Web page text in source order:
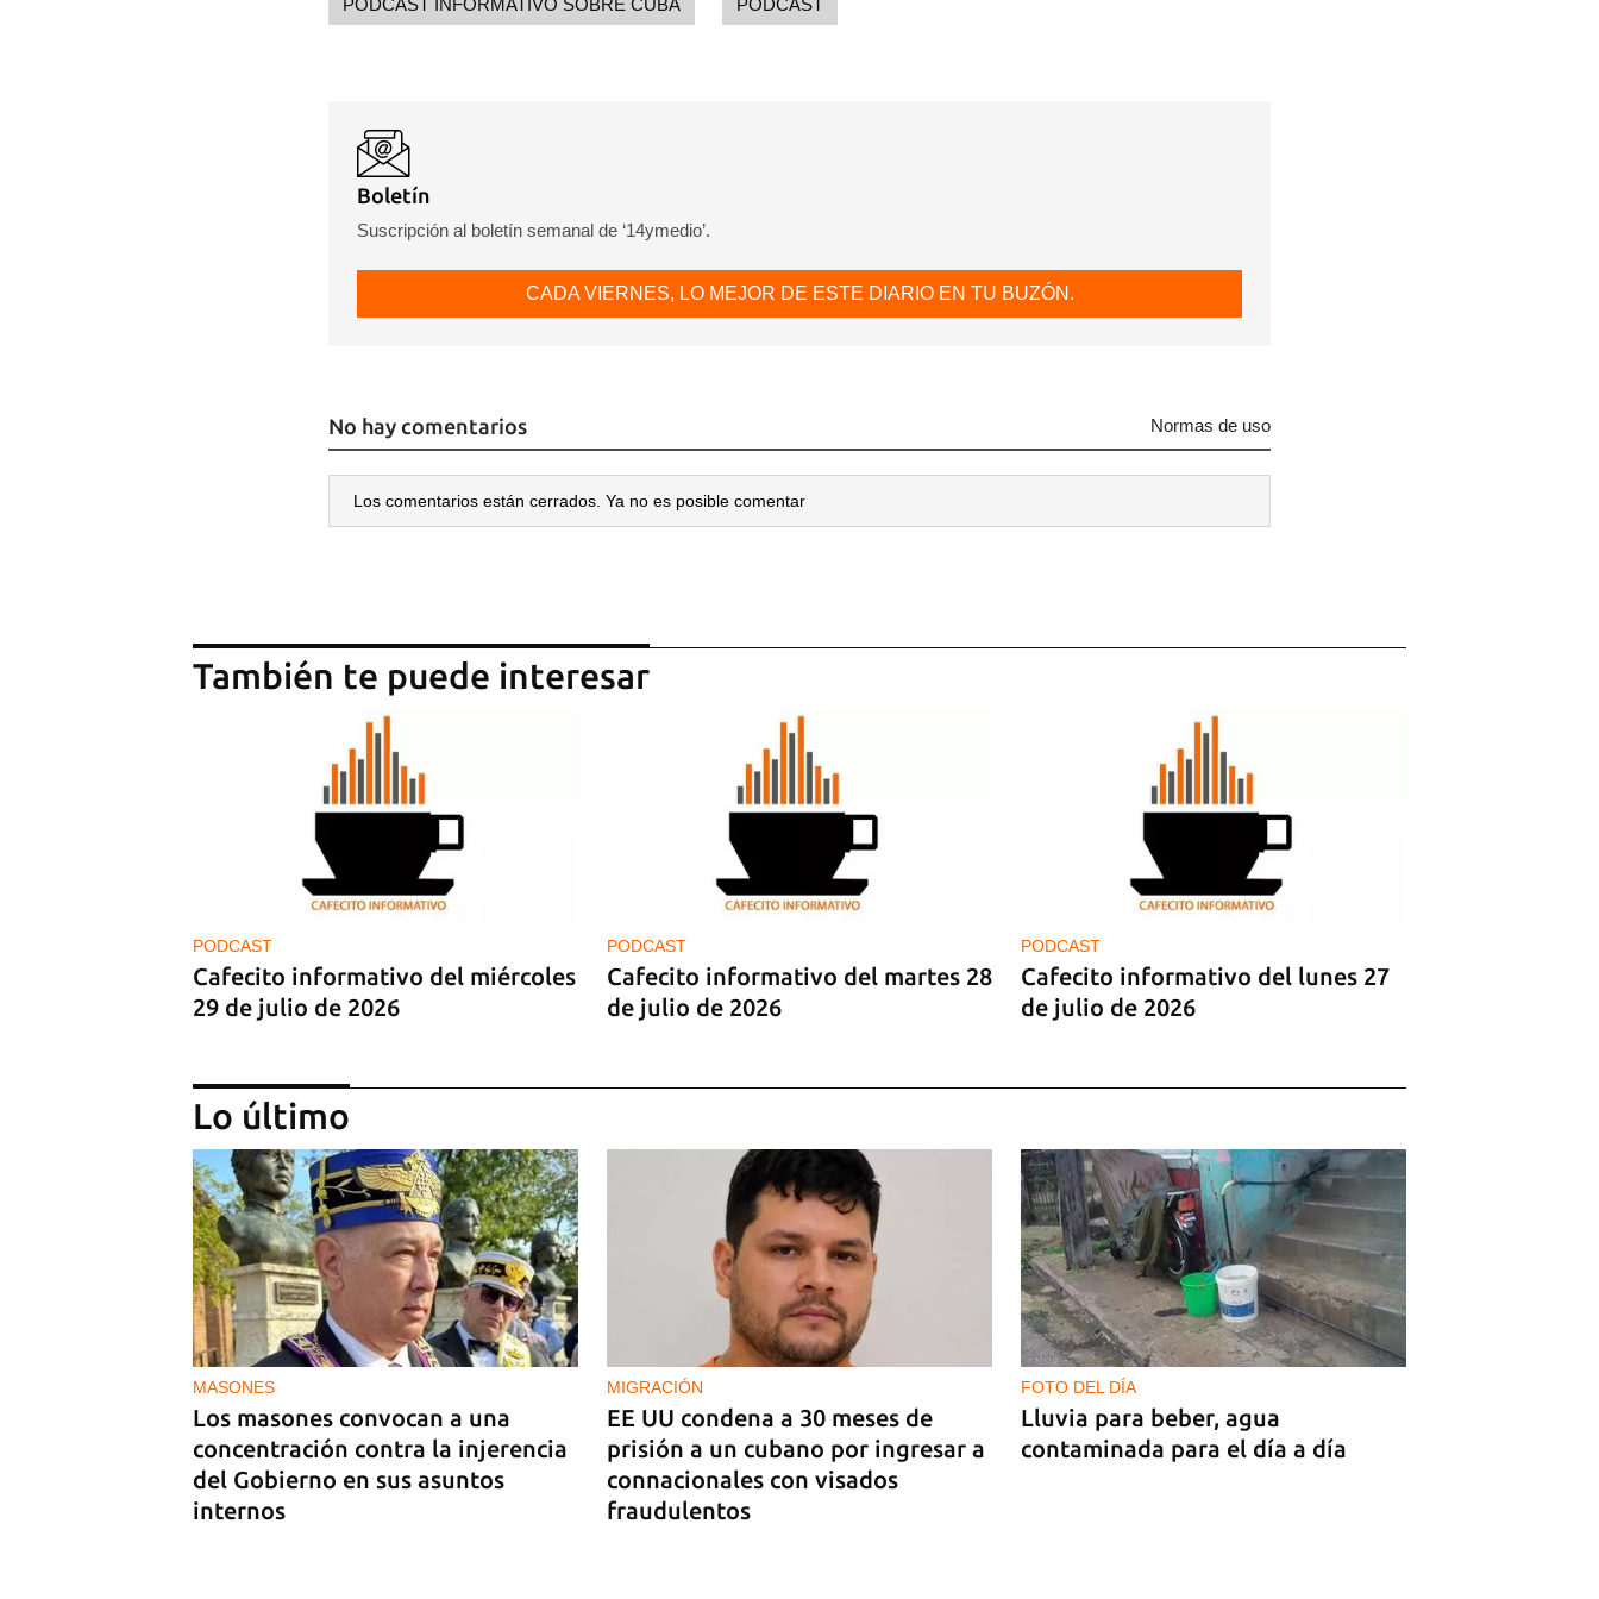
INICIAR SESIÓN
Boletín
Suscripción al boletín semanal de ‘14ymedio’.
CADA VIERNES, LO MEJOR DE ESTE DIARIO EN TU BUZÓN.
No hay comentarios Normas de uso
Los comentarios están cerrados. Ya no es posible comentar
También te puede interesar
PODCAST
Cafecito informativo del miércoles
29 de julio de 2026
PODCAST
Cafecito informativo del martes 28
de julio de 2026
PODCAST
Cafecito informativo del lunes 27
de julio de 2026
PODCAST
Cafecito informativo del viernes
24 de julio de 2026
Lo último
MASONES
Los masones convocan a una
concentración contra la injerencia
del Gobierno en sus asuntos
internos
MIGRACIÓN
EE UU condena a 30 meses de
prisión a un cubano por ingresar a
connacionales con visados
fraudulentos
FOTO DEL DÍA
Lluvia para beber, agua
contaminada para el día a día